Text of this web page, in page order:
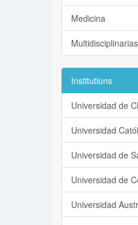
Medicina
Multidisciplinarias
Institutions
Universidad de
Universidad
Universidad de
Universidad de
Universidad